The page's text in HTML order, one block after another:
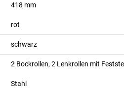
418 mm
rot
schwarz
2 Bockrollen, 2 Lenkrollen mit
Stahl